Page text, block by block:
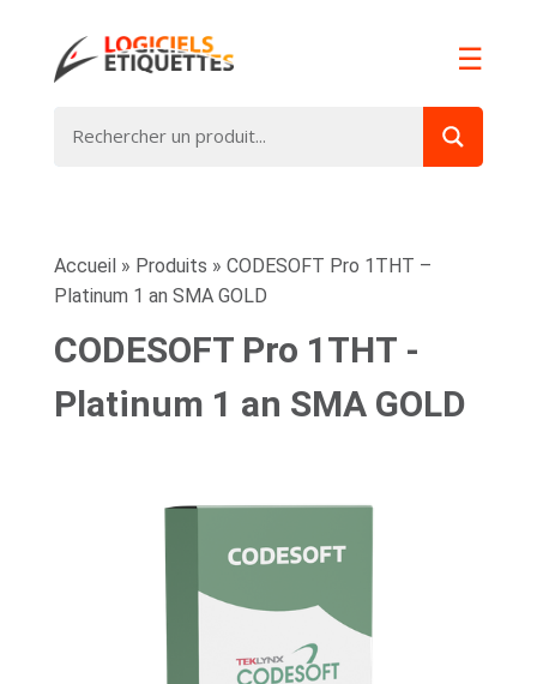
☰
Accueil » Produits » CODESOFT Pro 1THT –
Platinum 1 an SMA GOLD
CODESOFT Pro 1THT -
Platinum 1 an SMA GOLD